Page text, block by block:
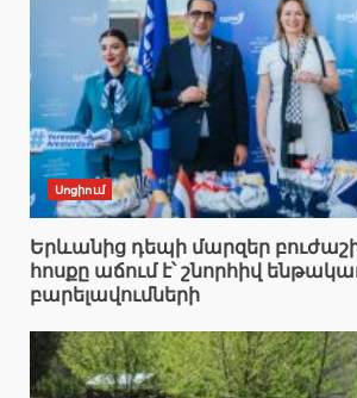
Սոցիում
Երևանից դեպի մարզեր
հոսքը աճում է՝ շնորհիվ
բարելավումների